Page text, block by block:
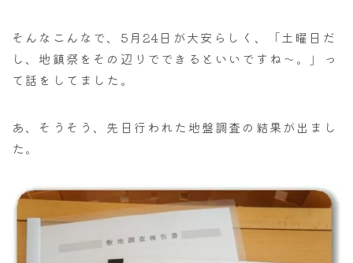
そんなこんなで、5月24日が大安らしく、「土曜日だ
し、地鎮祭をその辺りでできるといいですね～。」っ
て話をしてました。
あ、そうそう、先日行われた地盤調査の結果が出まし
た。